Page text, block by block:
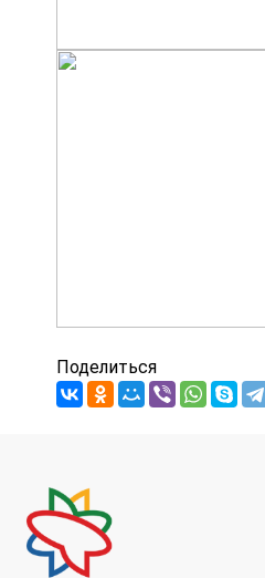
Поделиться